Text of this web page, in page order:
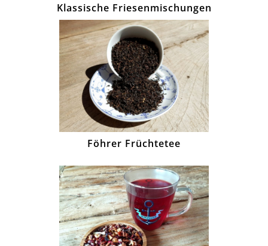
Klassische Friesenmischungen
Föhrer Früchtetee